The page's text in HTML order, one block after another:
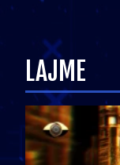
LAJME